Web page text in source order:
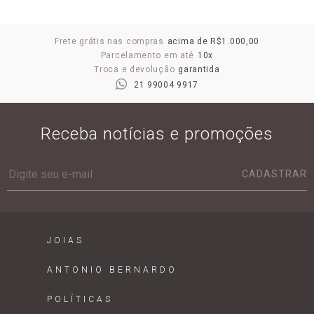
Frete grátis nas compras acima de R$1.000,00
Parcelamento em até 10x
Troca e devolução garantida
21 99004 9917
Receba notícias e promoções
CADASTRAR
JOIAS
ANTONIO BERNARDO
POLÍTICAS